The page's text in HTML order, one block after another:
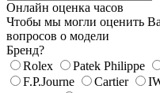
Онлайн оценка часов
Чтобы мы могли оценить
вопросов о модели
Бренд?
Rolex
Patek Philippe
F.P.Journe
Cartier